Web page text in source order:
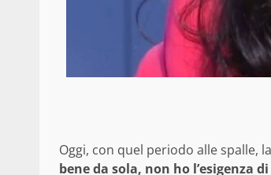
Oggi, con quel periodo alle spalle,
bene da sola, non ho l’esigenza